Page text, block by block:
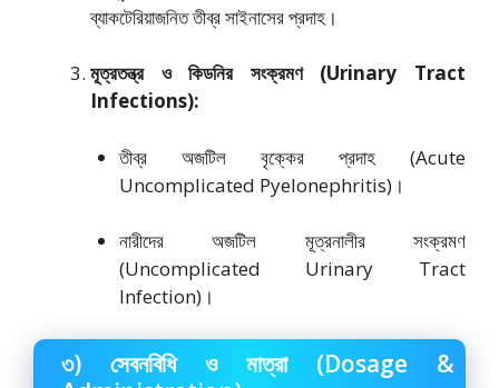
ব্যাকটেরিয়াজনিত তীব্র সাইনাসের প্রদাহ।
মূত্রতন্ত্র ও কিডনির সংক্রমণ (Urinary Tract
Infections):
তীব্র অজটিল বৃক্কের প্রদাহ (Acute
Uncomplicated Pyelonephritis)।
নারীদের অজটিল মূত্রনালীর সংক্রমণ
(Uncomplicated Urinary Tract
Infection)।
৩) সেবনবিধি ও মাত্রা (Dosage &